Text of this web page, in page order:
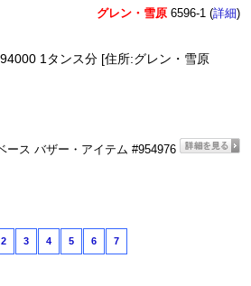
グレン・雪原 6596-1 (詳細)
1タンス分 [住所:グレン・雪原
ース バザー・アイテム #954976
2 3 4 5 6 7